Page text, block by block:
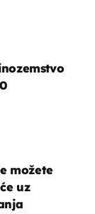
možete
uz